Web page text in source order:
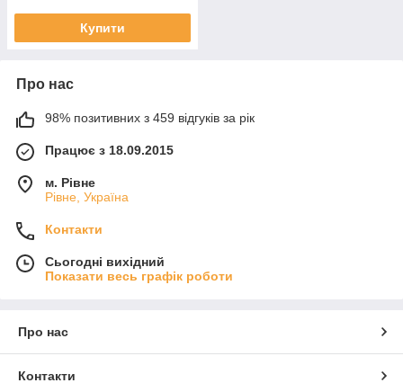
Купити
Про нас
98% позитивних з 459 відгуків за рік
Працює з 18.09.2015
м. Рівне
Рівне, Україна
Контакти
Сьогодні вихідний
Показати весь графік роботи
Про нас
Контакти